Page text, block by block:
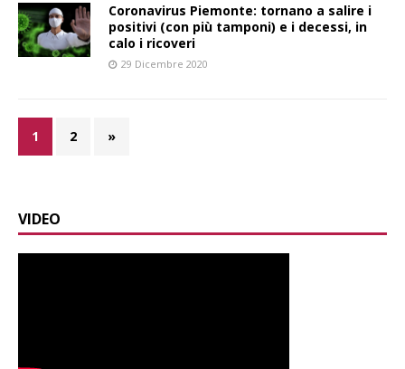
Coronavirus Piemonte: tornano a salire i
positivi (con più tamponi) e i decessi, in
calo i ricoveri
29 Dicembre 2020
1 2 »
VIDEO